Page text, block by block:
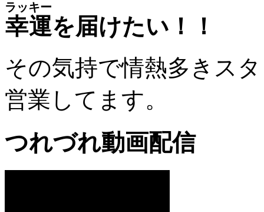
幸運
ラッキー
を届けたい！！
その気持で情熱多きス
営業してます。
つれづれ動画配信